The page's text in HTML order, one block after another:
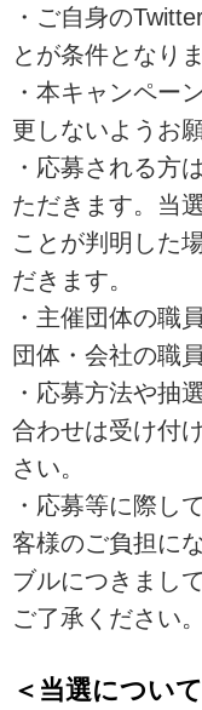
・ご自身の
とが条件となりま
・本キャンペー
更しないようお
・応募される方
ただきます。当
ことが判明した
だきます。
・主催団体の職
団体・会社の職
・応募方法や抽
合わせは受け付
さい。
・応募等に際し
客様のご負担に
ブルにつきまし
ご了承ください。
＜当選につい